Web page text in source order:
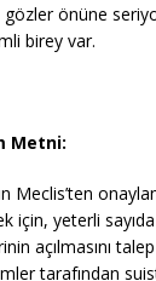
önüne
birey var.
Metni:
Meclis’ten
için, yeterli
açılmasını
tarafından